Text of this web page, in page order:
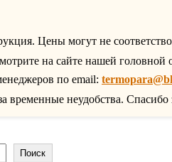
Цены могут не
на сайте нашей головной
по email:
временные неудобства. Спасибо
Поиск